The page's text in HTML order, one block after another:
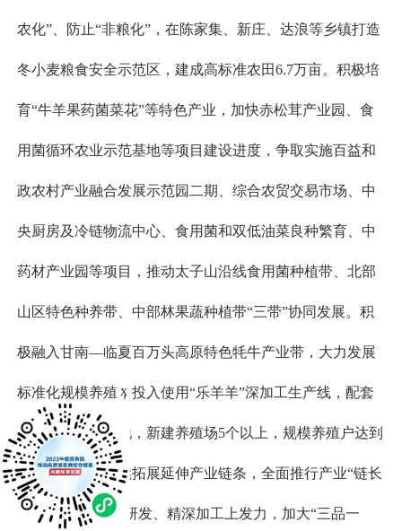
农化”、防止“非粮化”，在陈家集、新庄、达浪等乡镇打造
冬小麦粮食安全示范区，建成高标准农田6.7万亩。积极培
育“牛羊果药菌菜花”等特色产业，加快赤松茸产业园、食
用菌循环农业示范基地等项目建设进度，争取实施百益和
政农村产业融合发展示范园二期、综合农贸交易市场、中
央厨房及冷链物流中心、食用菌和双低油菜良种繁育、中
药材产业园等项目，推动太子山沿线食用菌种植带、北部
山区特色种养带、中部林果蔬种植带“三带”协同发展。积
极融入甘南—临夏百万头高原特色牦牛产业带，大力发展
标准化规模养殖，投入使用“乐羊羊”深加工生产线，配套
建设千亩饲草基地，新建养殖场5个以上，规模养殖户达到
5500户以上。持续拓展延伸产业链条，全面推行产业“链长
制”，着力在产品研发、精深加工上发力，加大“三品一
x